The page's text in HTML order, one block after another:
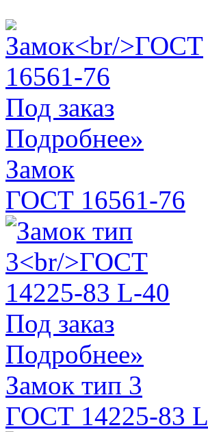
Под заказ
Подробнее»
Замок
ГОСТ 16561-76
Под заказ
Подробнее»
Замок тип 3
ГОСТ 14225-83